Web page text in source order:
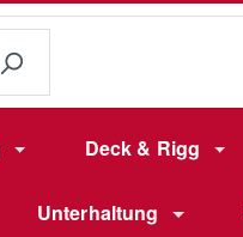
Deck & Rigg
Unterhaltung